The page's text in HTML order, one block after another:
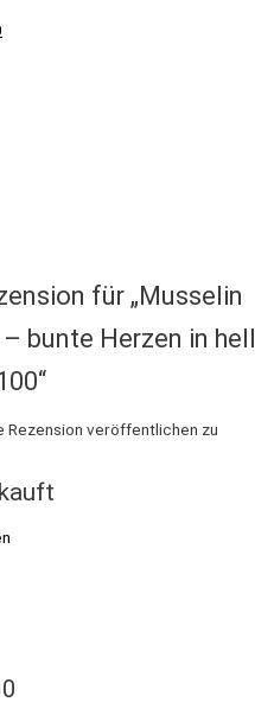
für „Musselin
bunte Herzen in hell
Rezension veröffentlichen zu